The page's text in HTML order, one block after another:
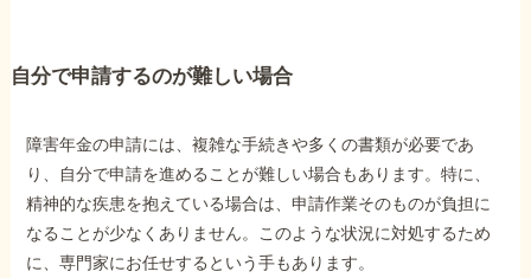
自分で申請するのが難しい場合
障害年金の申請には、複雑な手続きや多くの書類が必要であ
り、自分で申請を進めることが難しい場合もあります。特に、
精神的な疾患を抱えている場合は、申請作業そのものが負担に
なることが少なくありません。このような状況に対処するため
に、専門家にお任せするという手もあります。